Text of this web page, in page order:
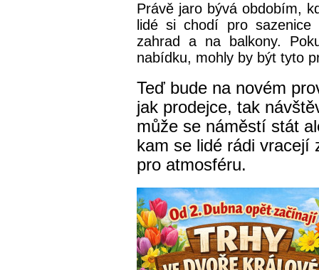
Právě jaro bývá obdobím,
lidé si chodí pro sazenice
zahrad a na balkony.
nabídku, mohly by být tyto
Teď bude na novém
jak prodejce, tak
může se náměstí stát
kam se lidé rádi vracejí
pro atmosféru.